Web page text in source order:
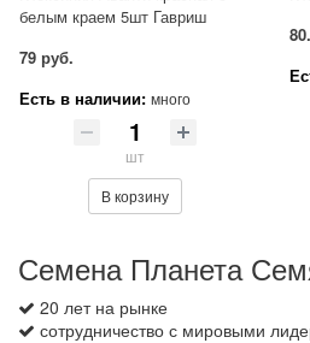
белым краем 5шт Гавриш
79 руб.
Есть в наличии: много
шт
В корзину
Семена Планета
20 лет на рынке
сотрудничество с мировыми